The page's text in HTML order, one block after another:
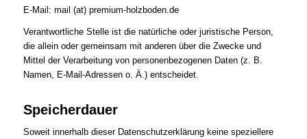
E-Mail: mail (at) premium-holzboden.de
Verantwortliche Stelle ist die natürliche oder juristische Person,
die allein oder gemeinsam mit anderen über die Zwecke und
Mittel der Verarbeitung von personenbezogenen Daten (z. B.
Namen, E-Mail-Adressen o. Ä.) entscheidet.
Speicherdauer
Soweit innerhalb dieser Datenschutzerklärung keine speziellere